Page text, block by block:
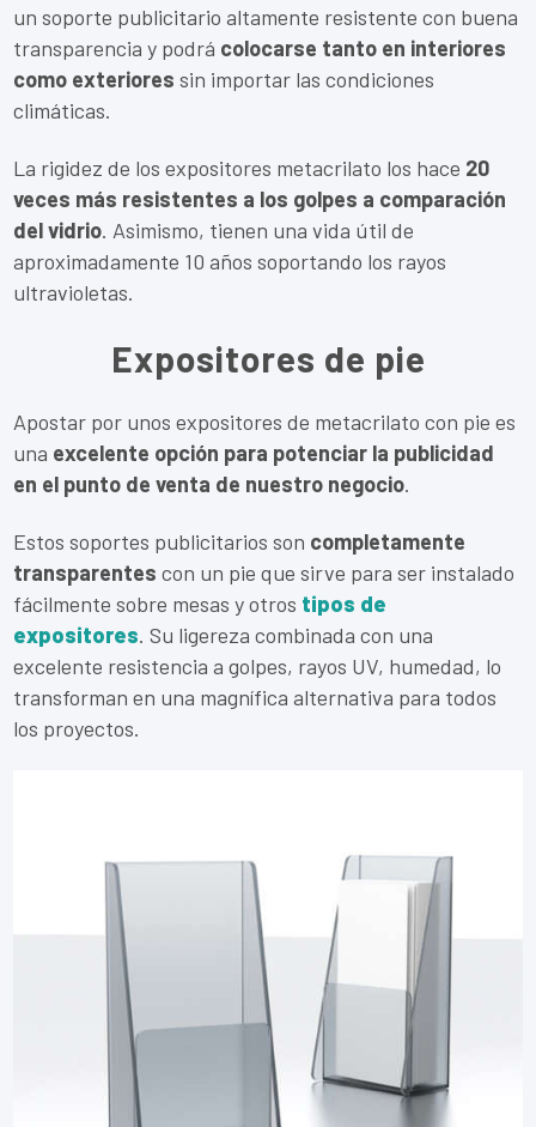
un soporte publicitario altamente resistente con buena
transparencia y podrá colocarse tanto en interiores
como exteriores sin importar las condiciones
climáticas.
La rigidez de los expositores metacrilato los hace 20
veces más resistentes a los golpes a comparación
del vidrio. Asimismo, tienen una vida útil de
aproximadamente 10 años soportando los rayos
ultravioletas.
Expositores de pie
Apostar por unos expositores de metacrilato con pie es
una excelente opción para potenciar la publicidad
en el punto de venta de nuestro negocio.
Estos soportes publicitarios son completamente
transparentes con un pie que sirve para ser instalado
fácilmente sobre mesas y otros tipos de
expositores. Su ligereza combinada con una
excelente resistencia a golpes, rayos UV, humedad, lo
transforman en una magnífica alternativa para todos
los proyectos.